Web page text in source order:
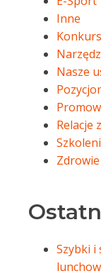
Inne
Nasze
Relacje
Zdrowie
Szybki i